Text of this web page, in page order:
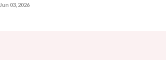
Jun 03, 2026